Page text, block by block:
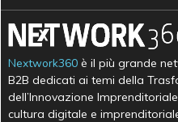
Nextwork360 è il più grande
B2B dedicati ai temi della
dell’Innovazione
cultura digitale e